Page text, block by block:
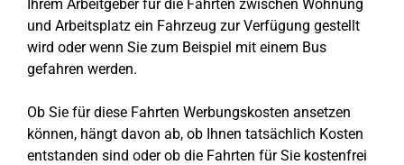
Ihrem Arbeitgeber für die Fahrten zwischen Wohnung
und Arbeitsplatz ein Fahrzeug zur Verfügung gestellt
wird oder wenn Sie zum Beispiel mit einem Bus
gefahren werden.
Ob Sie für diese Fahrten Werbungskosten ansetzen
können, hängt davon ab, ob Ihnen tatsächlich Kosten
entstanden sind oder ob die Fahrten für Sie kostenfrei